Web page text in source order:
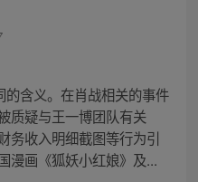
的含义。在肖战相关的事件
质疑与王一博团队有关
务收入明细截图等行为引
漫画《狐妖小红娘》及...